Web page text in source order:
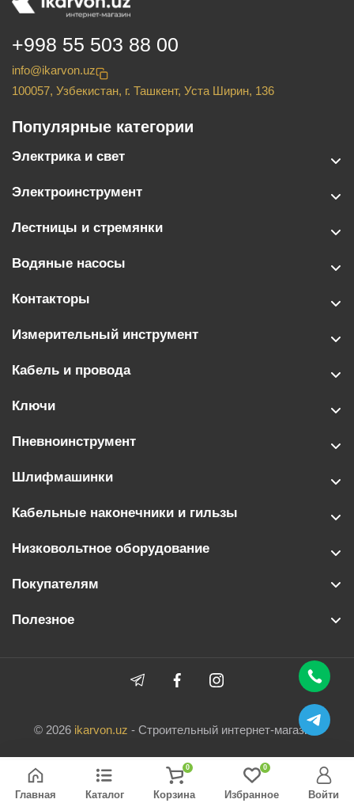
+998 55 503 88 00
info@ikarvon.uz
100057, Узбекистан, г. Ташкент, Уста Ширин, 136
Популярные категории
Электрика и свет
Электроинструмент
Лестницы и стремянки
Водяные насосы
Контакторы
Измерительный инструмент
Кабель и провода
Ключи
Пневноинструмент
Шлифмашинки
Кабельные наконечники и гильзы
Низковольтное оборудование
Покупателям
Полезное
© 2026 ikarvon.uz - Строительный интернет-магазин.
Главная Каталог
0
Корзина
0
Избранное Войти